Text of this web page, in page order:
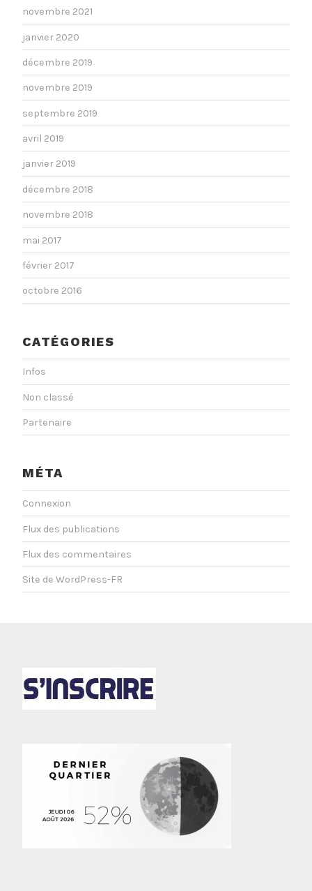
novembre 2021
janvier 2020
décembre 2019
novembre 2019
septembre 2019
avril 2019
janvier 2019
décembre 2018
novembre 2018
mai 2017
février 2017
octobre 2016
CATÉGORIES
Infos
Non classé
Partenaire
MÉTA
Connexion
Flux des publications
Flux des commentaires
Site de WordPress-FR